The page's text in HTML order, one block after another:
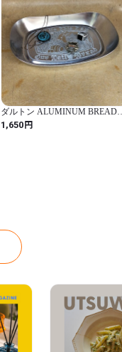
ダルトン ALUMINUM BREAD
TRAY 小物置き アメリカン雑貨
インテリア / DULTON storage tray
1,650円